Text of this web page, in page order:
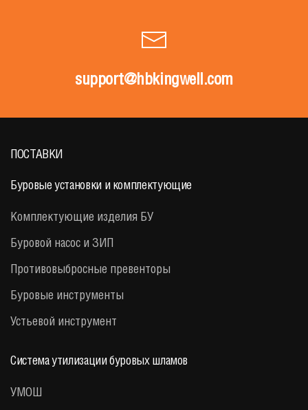
support@hbkingwell.com
ПОСТАВКИ
Буровые установки и комплектующие
Комплектующие изделия БУ
Буровой насос и ЗИП
Противовыбросные превенторы
Буровые инструменты
Устьевой инструмент
Система утилизации буровых шламов
УМОШ